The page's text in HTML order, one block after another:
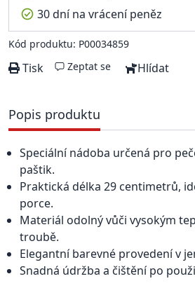
30 dní na vrácení peněz
Kód produktu: P00034859
Tisk Zeptat se Hlídat
Popis produktu
Speciální nádoba určená pro
paštik.
Praktická délka 29 centimetrů,
porce.
Materiál odolný vůči vysokým
troubě.
Elegantní barevné provedení v
Snadná údržba a čištění po